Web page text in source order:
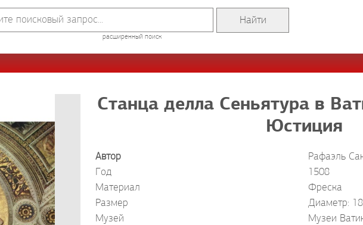
расширенный поиск
Станца делла Сеньятура в
Юстиция
Автор
Рафаэль
Год
1508
Материал
Фреска
Размер
Диаметр:
Музей
Музеи